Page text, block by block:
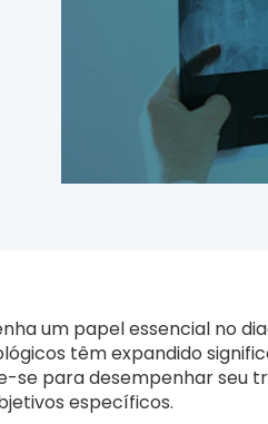
um papel essencial no
têm expandido
se para desempenhar seu
específicos.